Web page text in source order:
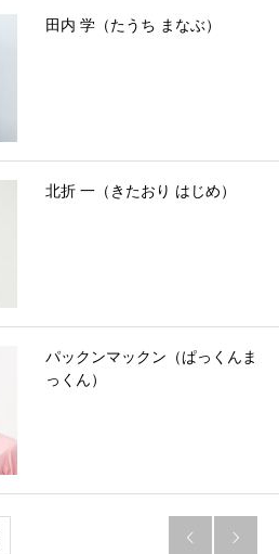
田内 学（たうち まなぶ）
北折 一（きたおり はじめ）
パックンマックン（ぱっくんま
っくん）
 